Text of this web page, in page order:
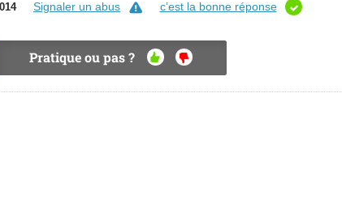
Signaler un abus c’est la bonne réponse
Pratique ou pas ?
OUI NON